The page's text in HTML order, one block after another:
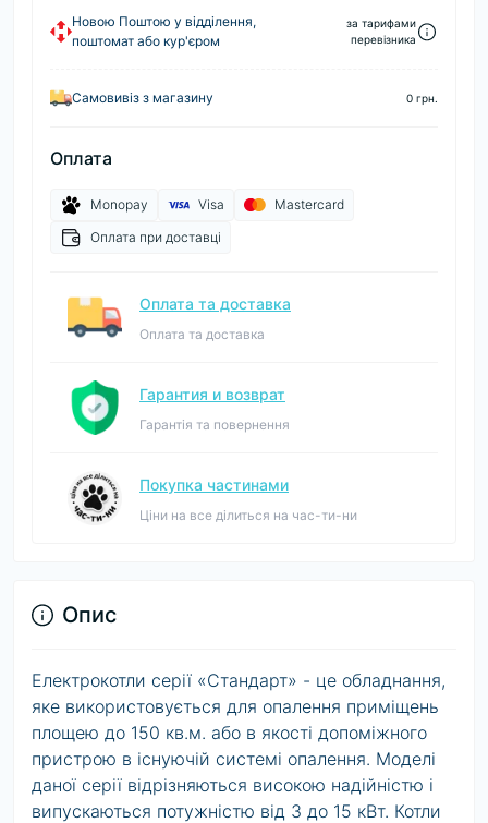
Новою Поштою у відділення,
поштомат або кур'єром
за тарифами
перевізника
Самовивіз з магазину 0 грн.
Оплата
Monopay Visa
Mastercard
Оплата при доставці
Оплата та доставка
Оплата та доставка
Гарантия и возврат
Гарантія та повернення
Покупка частинами
Ціни на все ділиться на час-ти-ни
Опис
Електрокотли серії «Стандарт» - це обладнання,
яке використовується для опалення приміщень
площею до 150 кв.м. або в якості допоміжного
пристрою в існуючій системі опалення. Моделі
даної серії відрізняються високою надійністю і
випускаються потужністю від 3 до 15 кВт. Котли